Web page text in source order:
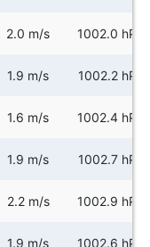
2.0 m/s 1002.0 hPa
1.9 m/s 1002.2 hPa
1.6 m/s 1002.4 hPa
1.9 m/s 1002.7 hPa
2.2 m/s 1002.9 hPa
1.9 m/s 1002.6 hPa